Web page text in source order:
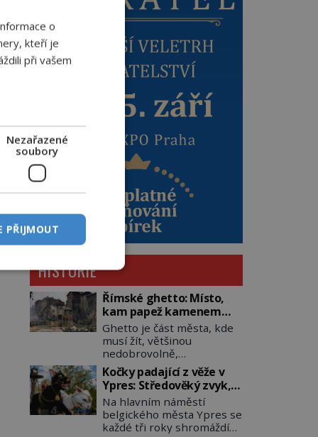
HISTORIE
Římské ghetto: Místo,
kam papež kamenem
dohodil
Ghetto je část města, kde
musí žít, většinou
nedobrovolně,
náboženská, rasová nebo
národnostní menšina
obyvatel. Bohaté
historické zkušenosti mají
s takovým životem Židé. Už
od středověku jsou totiž v
Kočky padající z věže v
Ypres: Středověký zvyk,
který dodnes budí
rozpaky
Na hlavním náměstí
belgického města Ypres se
každé tři roky shromáždí
o
kteří je
při vašem
Nezařazené
soubory
PŘIJMOUT